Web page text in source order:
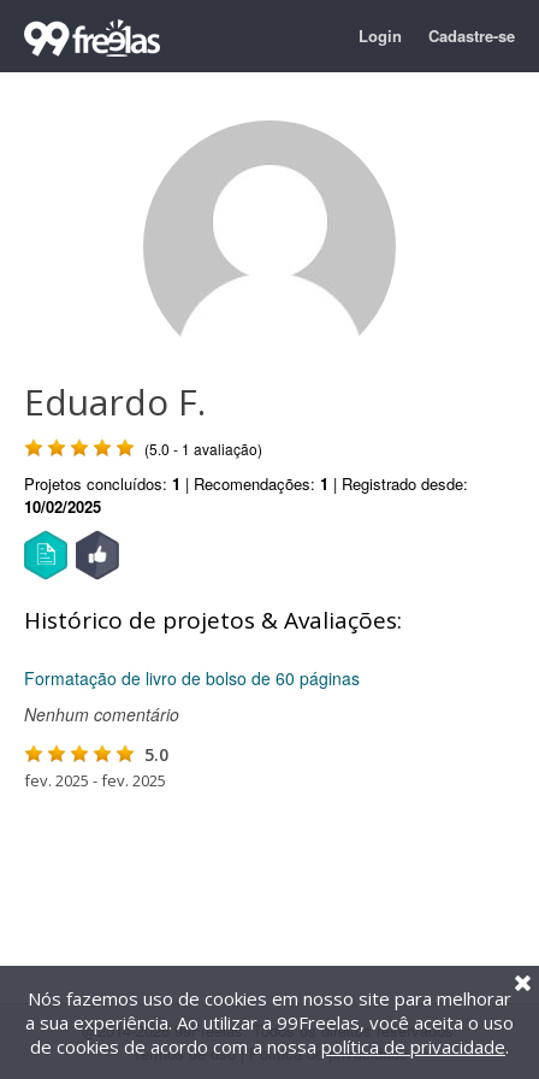
Login Cadastre-se
Eduardo F.
(5.0 - 1 avaliação)
Projetos concluídos: 1 | Recomendações: 1 | Registrado desde:
10/02/2025
Histórico de projetos & Avaliações:
Formatação de livro de bolso de 60 páginas
Nenhum comentário
5.0
fev. 2025 - fev. 2025
@2014-2026 99Freelas. Todos os direitos reservados.
Termos de uso| Política de privacidade
Nós fazemos uso de cookies em nosso site para melhorar
a sua experiência. Ao utilizar a 99Freelas, você aceita o uso
de cookies de acordo com a nossa política de privacidade.